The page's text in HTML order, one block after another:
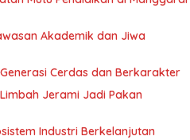
Akademik dan Jiwa
Generasi Cerdas dan Berkarakter
Jerami Jadi Pakan
Industri Berkelanjutan